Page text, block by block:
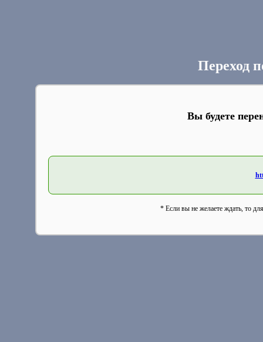
Переход
Вы будете
* Если вы не желаете ждать, то